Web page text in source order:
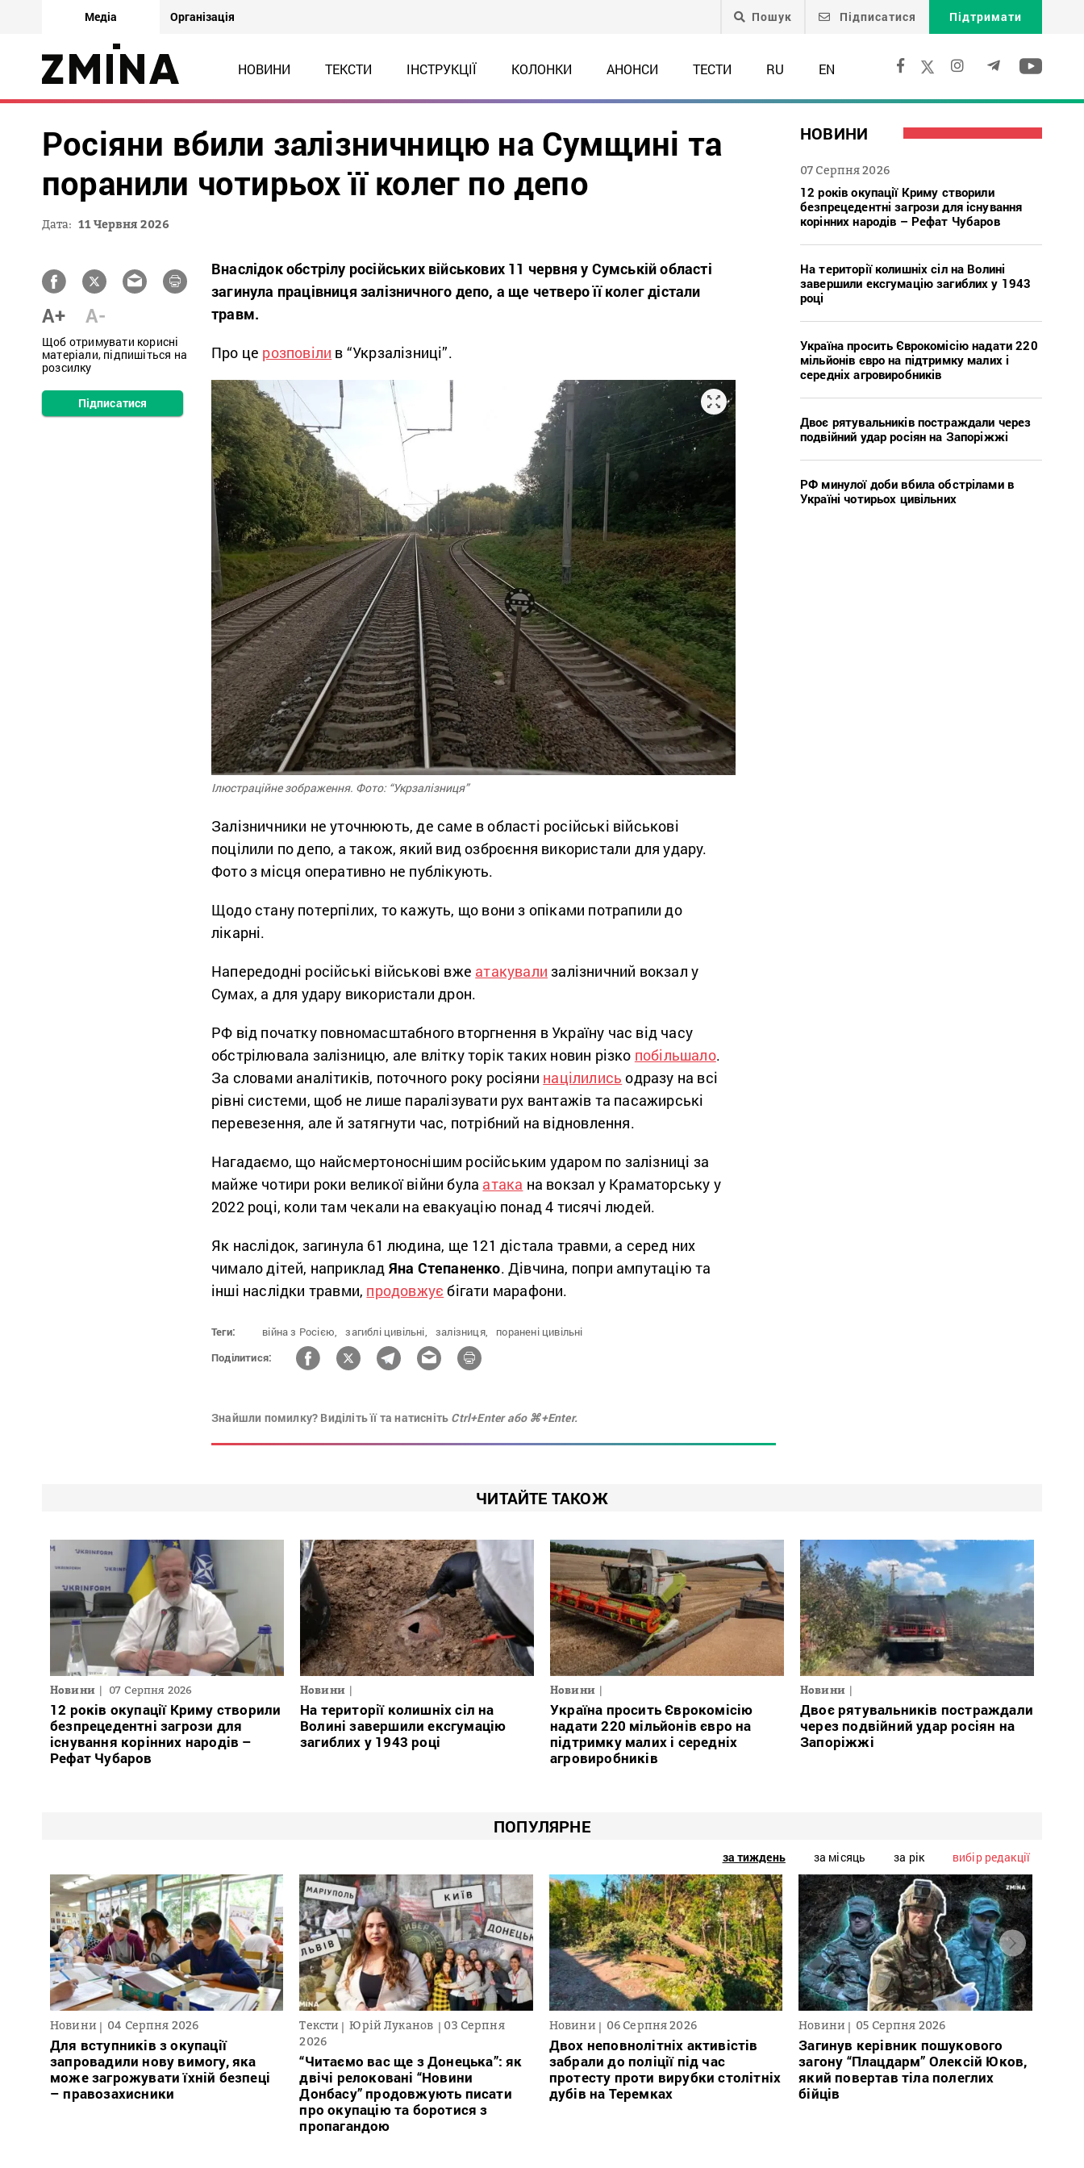
Медіа Організація Пошук Підписатися Підтримати
НОВИНИ ТЕКСТИ ІНСТРУКЦІЇ КОЛОНКИ АНОНСИ ТЕСТИ RU EN
Росіяни вбили залізничницю на Сумщині та
поранили чотирьох її колег по депо
Дата: 11 Червня 2026
A+ A-
Щоб отримувати корисні
матеріали, підпишіться на
розсилку
Підписатися
Внаслідок обстрілу російських військових 11 червня у Сумській області
загинула працівниця залізничного депо, а ще четверо її колег дістали
травм.
Про це розповіли в “Укрзалізниці”.
Ілюстраційне зображення. Фото: “Укрзалізниця”
Залізничники не уточнюють, де саме в області російські військові
поцілили по депо, а також, який вид озброєння використали для удару.
Фото з місця оперативно не публікують.
Щодо стану потерпілих, то кажуть, що вони з опіками потрапили до
лікарні.
Напередодні російські військові вже атакували залізничний вокзал у
Сумах, а для удару використали дрон.
РФ від початку повномасштабного вторгнення в Україну час від часу
обстрілювала залізницю, але влітку торік таких новин різко побільшало.
За словами аналітиків, поточного року росіяни націлились одразу на всі
рівні системи, щоб не лише паралізувати рух вантажів та пасажирські
перевезення, але й затягнути час, потрібний на відновлення.
Нагадаємо, що найсмертоноснішим російським ударом по залізниці за
майже чотири роки великої війни була атака на вокзал у Краматорську у
2022 році, коли там чекали на евакуацію понад 4 тисячі людей.
Як наслідок, загинула 61 людина, ще 121 дістала травми, а серед них
чимало дітей, наприклад Яна Степаненко. Дівчина, попри ампутацію та
інші наслідки травми, продовжує бігати марафони.
Теги: війна з Росією, загиблі цивільні, залізниця,
поранені цивільні
Поділитися:
Знайшли помилку? Виділіть її та натисніть Ctrl+Enter або ⌘+Enter.
НОВИНИ
07 Серпня 2026
12 років окупації Криму створили
безпрецедентні загрози для існування
корінних народів – Рефат Чубаров
На території колишніх сіл на Волині
завершили ексгумацію загиблих у 1943
році
Україна просить Єврокомісію надати 220
мільйонів євро на підтримку малих і
середніх агровиробників
Двоє рятувальників постраждали через
подвійний удар росіян на Запоріжжі
РФ минулої доби вбила обстрілами в
Україні чотирьох цивільних
ЧИТАЙТЕ ТАКОЖ
Новини 07 Серпня 2026
12 років окупації Криму створили
безпрецедентні загрози для
існування корінних народів –
Рефат Чубаров
Новини
На території колишніх сіл на
Волині завершили ексгумацію
загиблих у 1943 році
Новини
Україна просить Єврокомісію
надати 220 мільйонів євро на
підтримку малих і середніх
агровиробників
Новини
Двоє рятувальників постраждали
через подвійний удар росіян на
Запоріжжі
ПОПУЛЯРНЕ
за тиждень за місяць за рік вибір редакції
Новини 04 Серпня 2026
Для вступників з окупації
запровадили нову вимогу, яка
може загрожувати їхній безпеці
– правозахисники
Тексти Юрій Луканов
03 Серпня
2026
“Читаємо вас ще з Донецька”: як
двічі релоковані “Новини
Донбасу” продовжують писати
про окупацію та боротися з
пропагандою
Новини 06 Серпня 2026
Двох неповнолітніх активістів
забрали до поліції під час
протесту проти вирубки столітніх
дубів на Теремках
Новини 05 Серпня 2026
Загинув керівник пошукового
загону “Плацдарм” Олексій Юков,
який повертав тіла полеглих
бійців